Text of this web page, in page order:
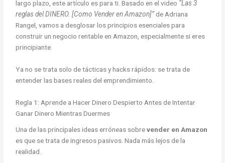
largo plazo, este artículo es para ti. Basado en el video “Las 3
reglas del DINERO. [Como Vender en Amazon]”de Adriana
Rangel, vamos a desglosar los principios esenciales para
construir un negocio rentable en Amazon, especialmente si eres
principiante.
Ya no se trata solo de tácticas y hacks rápidos: se trata de
entender las bases reales del emprendimiento.
Regla 1: Aprende a Hacer Dinero Despierto Antes de Intentar
Ganar Dinero Mientras Duermes
Una de las principales ideas erróneas sobrevender en Amazon
es que se trata de ingresos pasivos. Nada más lejos de la
realidad.